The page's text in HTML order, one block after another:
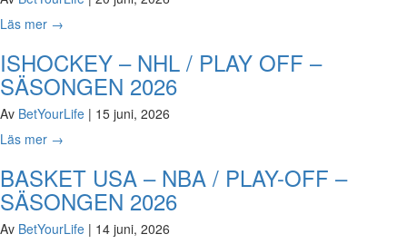
Läs mer →
ISHOCKEY – NHL / PLAY OFF –
SÄSONGEN 2026
Av BetYourLife | 15 juni, 2026
Läs mer →
BASKET USA – NBA / PLAY-OFF –
SÄSONGEN 2026
Av BetYourLife | 14 juni, 2026